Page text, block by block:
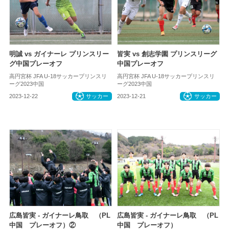
明誠 vs ガイナーレ プリンスリー
グ中国プレーオフ
高円宮杯 JFA U-18サッカープリンスリ
ーグ2023中国
2023-12-22 サッカー
皆実 vs 創志学園 プリンスリーグ
中国プレーオフ
高円宮杯 JFA U-18サッカープリンスリ
ーグ2023中国
2023-12-21 サッカー
広島皆実 - ガイナーレ鳥取 （PL
中国 プレーオフ）②
広島皆実 - ガイナーレ鳥取 （PL
中国 プレーオフ）